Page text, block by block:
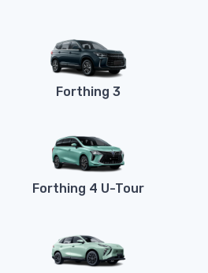
Forthing 3
Forthing 4 U-Tour